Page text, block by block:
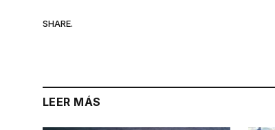
SHARE.
LEER MÁS